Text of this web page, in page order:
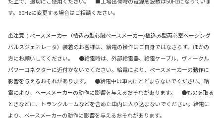
す。60Hzに変更する場合はご相談ください。
⚠注意：ペースメーカー（植込み型心臓ペースメーカー/植込み型両心室ペーシング
パルスジェネレータ）装着のお客様は、給電の操作はご自身ではなさらず、ほかの
方にお願いしてください。 ●給電時は、外部給電器、給電ケーブル、ヴィークル
パワーコネクターに近付かないでください。給電により、ペースメーカーの動作に
影響を与えるおそれがあります。 ●給電中は車内にとどまらないでください。給
電により、ペースメーカーの動作に影響を与えるおそれがあります。 ●ものを取る
ときなどに、トランクルームなどを含めた車内に入り込まないでください。給電に
より、ペースメーカーの動作に影響を与えるおそれがあります。